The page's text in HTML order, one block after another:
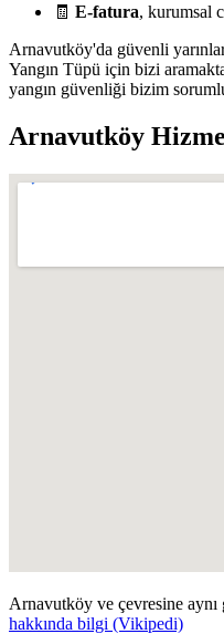
🧾 E-fatura, kurumsal
Arnavutköy'da güvenli
Yangın Tüpü için bizi
yangın güvenliği bizim
Arnavutköy
Arnavutköy ve çevresine
hakkında bilgi (Vikipedi)